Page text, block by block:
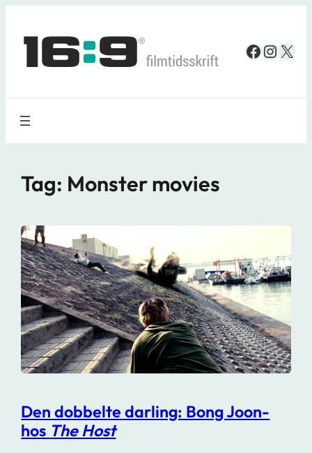
indhold
X
Tag: Monster movies
Den dobbelte darling: Bong Joon-
hos The Host